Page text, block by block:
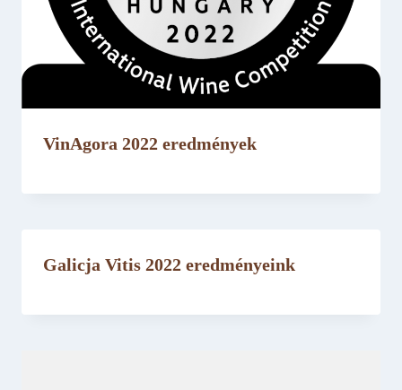
VinAgora 2022 eredmények
Galicja Vitis 2022 eredményeink